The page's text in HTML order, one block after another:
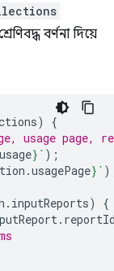
বর্ণনা দিয়ে
)
{
usage page,
usage} ` );
.usagePage} `
. inputReports)
{
.